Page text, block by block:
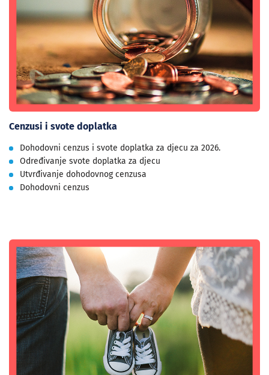
Cenzusi i svote doplatka
Dohodovni cenzus i svote doplatka za djecu za 2026.
Određivanje svote doplatka za djecu
Utvrđivanje dohodovnog cenzusa
Dohodovni cenzus